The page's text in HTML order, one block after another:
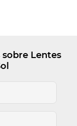
sobre Lentes